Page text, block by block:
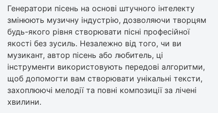
Генератори пісень на основі штучного інтелекту
змінюють музичну індустрію, дозволяючи творцям
будь-якого рівня створювати пісні професійної
якості без зусиль. Незалежно від того, чи ви
музикант, автор пісень або любитель, ці
інструменти використовують передові алгоритми,
щоб допомогти вам створювати унікальні тексти,
захоплюючі мелодії та повні композиції за лічені
хвилини.